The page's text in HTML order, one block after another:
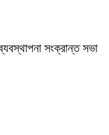
সংক্রান্ত সভা